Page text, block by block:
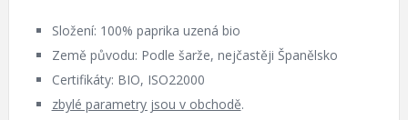
Složení: 100% paprika uzená bio
Země původu: Podle šarže, nejčastěji Španělsko
Certifikáty: BIO, ISO22000
zbylé parametry jsou v obchodě.